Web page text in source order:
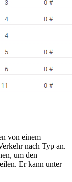
von einem
nach Typ an.
um den
Er kann unter